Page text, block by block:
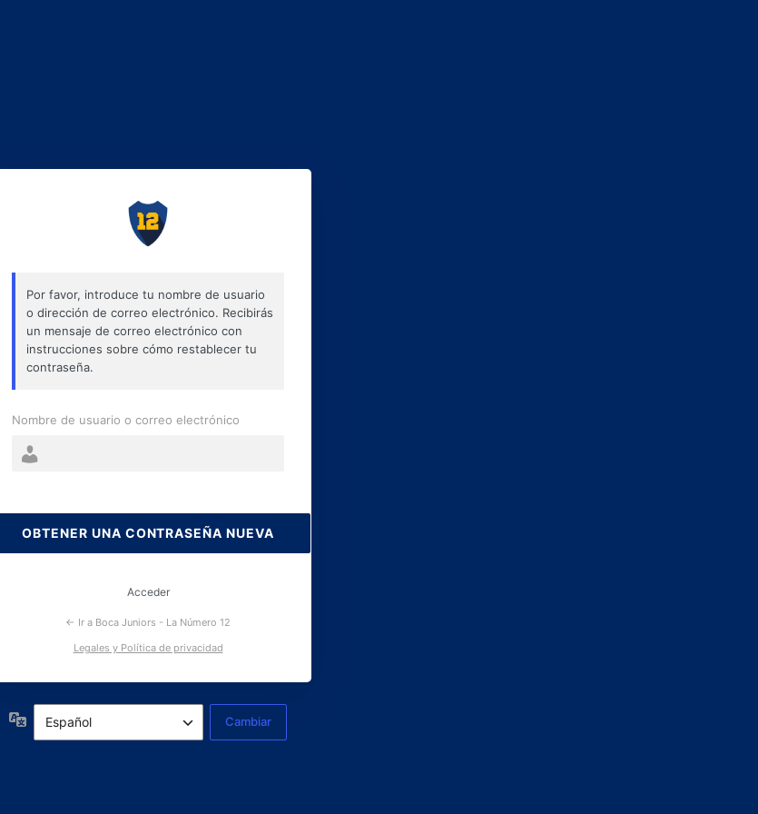
perdida
Por favor, introduce tu nombre de usuario
o dirección de correo electrónico. Recibirás
un mensaje de correo electrónico con
instrucciones sobre cómo restablecer tu
contraseña.
Nombre de usuario o correo electrónico
Acceder
← Ir a Boca Juniors - La Número 12
Legales y Política de privacidad
Idioma